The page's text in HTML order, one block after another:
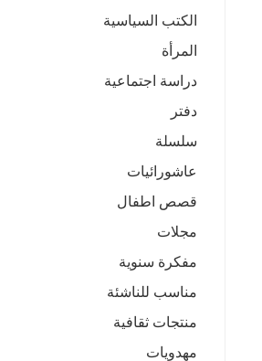
الكتب السياسية
المرأة
دراسة اجتماعية
دفتر
سلسلة
عاشورائيات
قصص اطفال
مجلات
مفكرة سنوية
مناسب للناشئة
منتجات ثقافية
مهدويات